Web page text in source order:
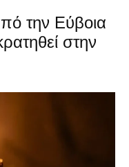
την Εύβοια
στην